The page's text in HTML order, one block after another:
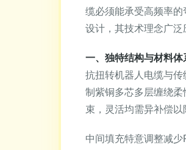
缆必须能承受高频率
设计，其技术理念广泛
一、独特结构与材料体
抗扭转机器人电缆与
制紫铜多芯多层缠绕
束，灵活均需异补偿以
中间填充特意调整减